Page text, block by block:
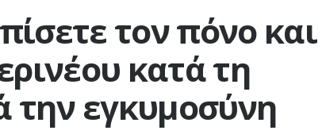
τον πόνο και
κατά τη
την εγκυμοσύνη